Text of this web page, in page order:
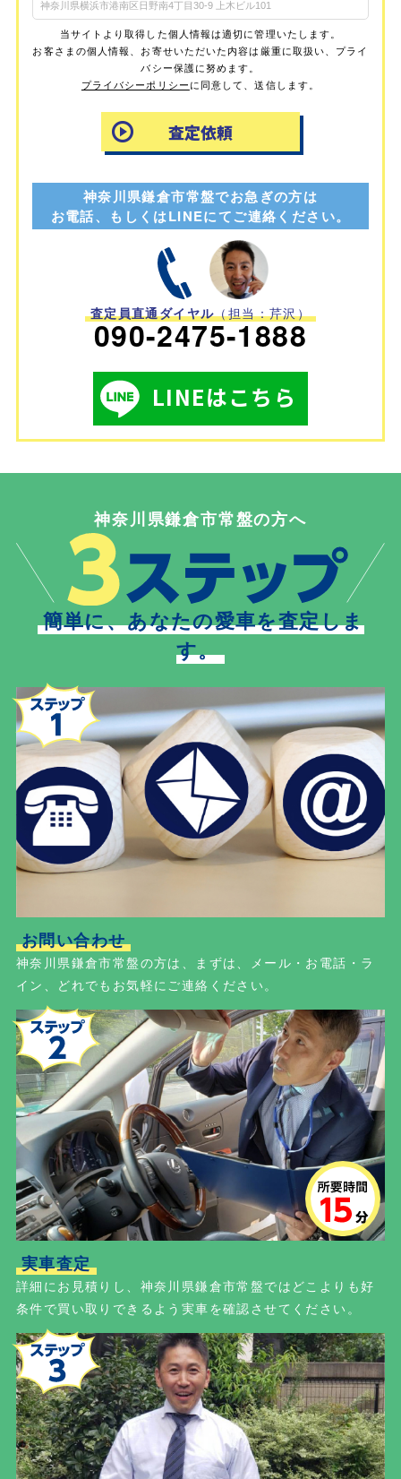
当サイトより取得した個人情報は適切に管理いたします。
お客さまの個人情報、お寄せいただいた内容は厳重に取扱い、プライ
バシー保護に努めます。
プライバシーポリシーに同意して、送信します。
神奈川県鎌倉市常盤でお急ぎの方は
お電話、もしくはLINEにてご連絡ください。
査定員直通ダイヤル（担当：芹沢）
090-2475-1888
LINEはこちら
神奈川県鎌倉市常盤の方へ
簡単に、あなたの愛車を査定しま
す。
お問い合わせ
神奈川県鎌倉市常盤の方は、まずは、メール・お電話・ラ
イン、どれでもお気軽にご連絡ください。
実車査定
詳細にお見積りし、神奈川県鎌倉市常盤ではどこよりも好
条件で買い取りできるよう実車を確認させてください。